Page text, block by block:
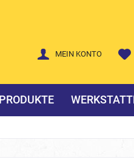
MEIN KONTO